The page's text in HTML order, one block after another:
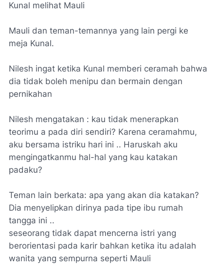
Kunal melihat Mauli
Mauli dan teman-temannya yang lain pergi ke
meja Kunal.
Nilesh ingat ketika Kunal memberi ceramah bahwa
dia tidak boleh menipu dan bermain dengan
pernikahan
Nilesh mengatakan : kau tidak menerapkan
teorimu a pada diri sendiri? Karena ceramahmu,
aku bersama istriku hari ini .. Haruskah aku
mengingatkanmu hal-hal yang kau katakan
padaku?
Teman lain berkata: apa yang akan dia katakan?
Dia menyelipkan dirinya pada tipe ibu rumah
tangga ini ..
seseorang tidak dapat mencerna istri yang
berorientasi pada karir bahkan ketika itu adalah
wanita yang sempurna seperti Mauli